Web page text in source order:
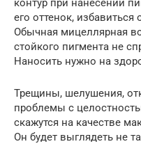
контур при нанесении
его оттенок, избавиться
Обычная мицеллярная
стойкого пигмента не
Наносить нужно на
Трещины, шелушения,
проблемы с
скажутся на качестве
Он будет выглядеть не